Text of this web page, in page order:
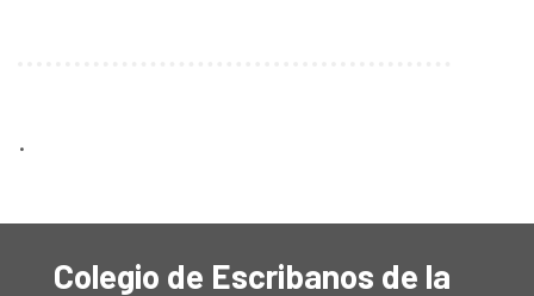
.
Colegio de Escribanos de la